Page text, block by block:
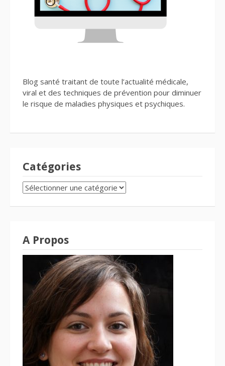
Blog santé traitant de toute l’actualité médicale,
viral et des techniques de prévention pour diminuer
le risque de maladies physiques et psychiques.
Catégories
CATÉGORIES
A Propos